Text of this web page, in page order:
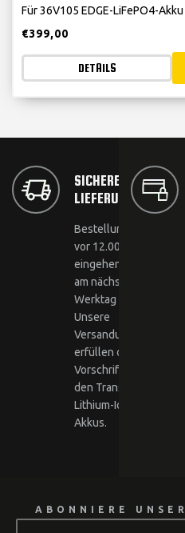
Für 36V105 EDGE-LiFePO4-Akku
€399,00
DETAILS
SICHERE
LIEFERUNG
Bestellungen, die
vor 12.00 Uhr
eingehen, werden
am nächsten
Werktag versandt.
Unsere
Versandunternehmen
erfüllen die ADR-
Vorschriften für
den Transport von
Lithium-Ionen-
Akkus.
ABONNIERE